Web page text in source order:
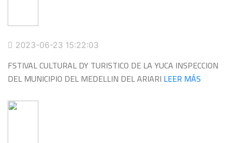
2023-06-23 15:22:03
FSTIVAL CULTURAL DY TURISTICO DE LA YUCA INSPECCION
DEL MUNICIPIO DEL MEDELLIN DEL ARIARI LEER MÁS